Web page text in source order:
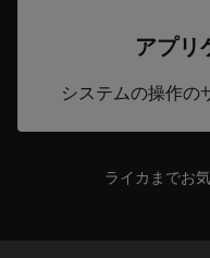
アプリ
システムの操作の
ライカまでお